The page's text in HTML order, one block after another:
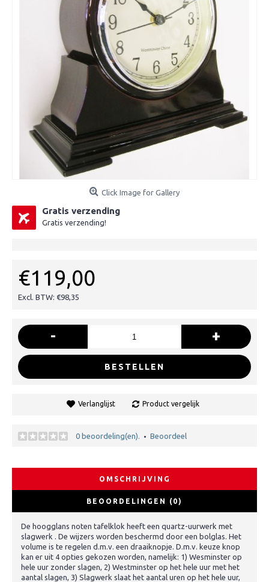
Click Image for Gallery
Gratis verzending
Gratis verzending!
€119,00
Excl. BTW: €98,35
- +
BESTELLEN
Verlanglijst Product vergelijk
0 beoordeling(en). • Beoordeel
OMSCHRIJVING
BEOORDELINGEN (0)
De hoogglans noten tafelklok heeft een quartz-uurwerk met
slagwerk . De wijzers worden beschermd door een bolglas. Het
volume is te regelen d.m.v. een draaiknopje. D.m.v. keuze knop
kan er uit 4 opties gekozen worden, namelijk: 1) Wesminster op
hele uur zonder slagen, 2) Westminster op het hele uur met het
aantal slagen, 3) Slagwerk slaat het aantal uren op het hele uur,